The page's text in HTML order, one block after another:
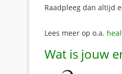
Raadpleeg dan altijd
Lees meer op o.a.
Wat is jouw